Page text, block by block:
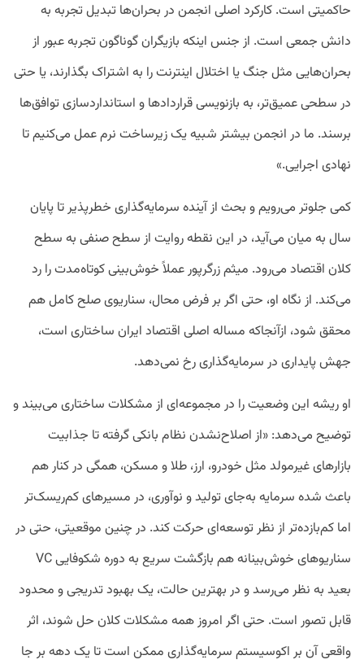
حاکمیتی است. کارکرد اصلی انجمن در بحران‌ها تبدیل تجربه به
دانش جمعی است. از جنس اینکه بازیگران گوناگون تجربه عبور از
بحران‌هایی مثل جنگ یا اختلال اینترنت را به اشتراک بگذارند، یا حتی
در سطحی عمیق‌تر، به بازنویسی قراردادها و استانداردسازی توافق‌ها
برسند. ما در انجمن بیشتر شبیه یک زیرساخت نرم عمل می‌کنیم تا
نهادی اجرایی.»
کمی جلوتر می‌رویم و بحث از آینده سرمایه‌گذاری خطرپذیر تا پایان
سال به میان می‌آید، در این نقطه روایت از سطح صنفی به سطح
کلان اقتصاد می‌رود. میثم زرگرپور عملاً خوش‌بینی کوتاه‌مدت را رد
می‌کند. از نگاه او، حتی اگر بر فرض محال، سناریوی صلح کامل هم
محقق شود، ازآنجاکه مساله اصلی اقتصاد ایران ساختاری است،
جهش پایداری در سرمایه‌گذاری رخ نمی‌دهد.
او ریشه این وضعیت را در مجموعه‌ای از مشکلات ساختاری می‌بیند و
توضیح می‌دهد: «از اصلاح‌نشدن نظام بانکی گرفته تا جذابیت
بازارهای غیرمولد مثل خودرو، ارز، طلا و مسکن، همگی در کنار هم
باعث شده سرمایه به‌جای تولید و نوآوری، در مسیرهای کم‌ریسک‌تر
اما کم‌بازده‌تر از نظر توسعه‌ای حرکت کند. در چنین موقعیتی، حتی در
سناریوهای خوش‌بینانه هم بازگشت سریع به دوره شکوفایی VC
بعید به نظر می‌رسد و در بهترین حالت، یک بهبود تدریجی و محدود
قابل تصور است. حتی اگر امروز همه مشکلات کلان حل شوند، اثر
واقعی آن بر اکوسیستم سرمایه‌گذاری ممکن است تا یک دهه بر جا